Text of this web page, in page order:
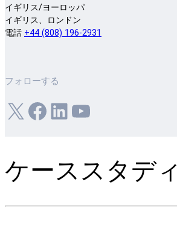
イギリス/ヨーロッパ
イギリス、ロンドン
電話 +44 (808) 196-2931
フォローする
X フェイスブックLinkedIn ユーチューブ
ケーススタディ